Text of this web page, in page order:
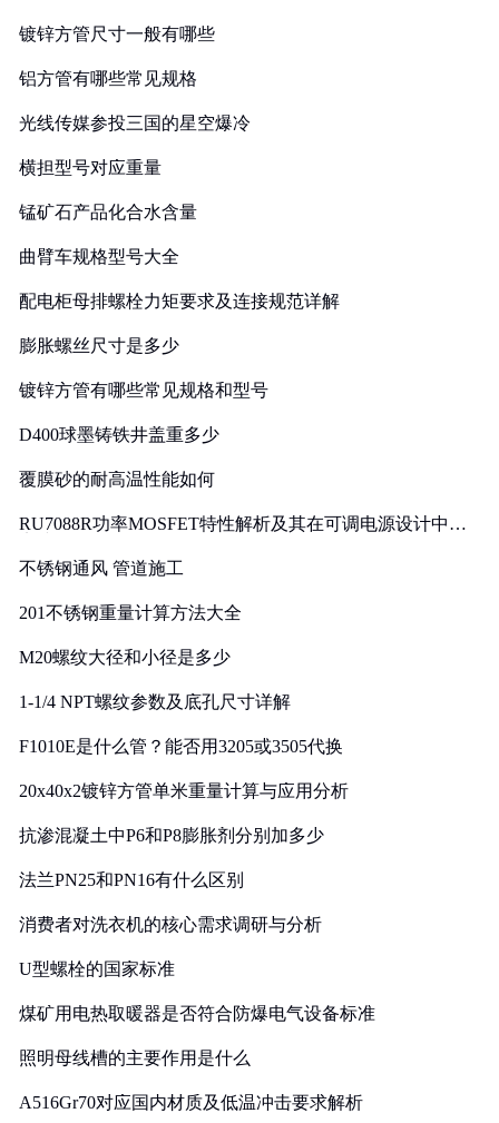
镀锌方管尺寸一般有哪些
铝方管有哪些常见规格
光线传媒参投三国的星空爆冷
横担型号对应重量
锰矿石产品化合水含量
曲臂车规格型号大全
配电柜母排螺栓力矩要求及连接规范详解
膨胀螺丝尺寸是多少
镀锌方管有哪些常见规格和型号
D400球墨铸铁井盖重多少
覆膜砂的耐高温性能如何
RU7088R功率MOSFET特性解析及其在可调电源设计中的
不锈钢通风 管道施工
201不锈钢重量计算方法大全
M20螺纹大径和小径是多少
1-1/4 NPT螺纹参数及底孔尺寸详解
F1010E是什么管？能否用3205或3505代换
20x40x2镀锌方管单米重量计算与应用分析
抗渗混凝土中P6和P8膨胀剂分别加多少
法兰PN25和PN16有什么区别
消费者对洗衣机的核心需求调研与分析
U型螺栓的国家标准
煤矿用电热取暖器是否符合防爆电气设备标准
照明母线槽的主要作用是什么
A516Gr70对应国内材质及低温冲击要求解析